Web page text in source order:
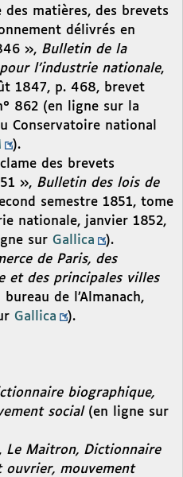
matières, des brevets
délivrés en
», Bulletin de la
l’industrie nationale,
1847, p. 468, brevet
862 (en ligne sur la
Conservatoire national
).
des brevets
», Bulletin des lois de
semestre 1851, tome
nationale, janvier 1852,
sur Gallica
).
de Paris, des
et des principales villes
de l’Almanach,
Gallica ).
biographique,
social(en ligne sur
Le Maitron, Dictionnaire
ouvrier, mouvement